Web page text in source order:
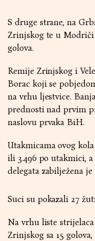
S druge strane, na
Zrinjskog te u Modriči
golova.
Remije Zrinjskog i
Borac koji se
na vrhu ljestvice.
prednosti nad prvim
naslovu prvaka BiH.
Utakmicama ovog
ili 3.496 po utakmici,
delegata zabilježena
Suci su pokazali 27
Na vrhu liste
Zrinjskog sa 15